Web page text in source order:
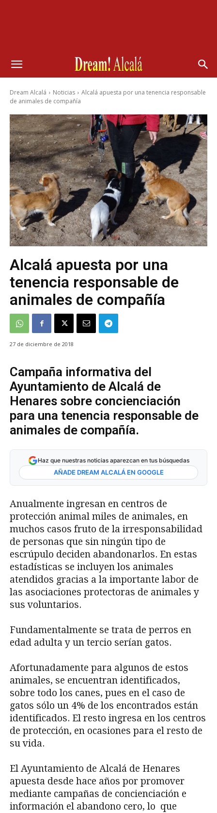
Dream Alcalá Noticias
Alcalá apuesta por una tenencia responsable
de animales de compañía
Alcalá apuesta por una
tenencia responsable de
animales de compañía
27 de diciembre de 2018
Campaña informativa del
Ayuntamiento de Alcalá de
Henares sobre concienciación
para una tenencia responsable de
animales de compañía.
Haz que nuestras noticias aparezcan en tus búsquedas
AÑADE DREAM ALCALÁ EN GOOGLE
Anualmente ingresan en centros de
protección animal miles de animales, en
muchos casos fruto de la irresponsabilidad
de personas que sin ningún tipo de
escrúpulo deciden abandonarlos. En estas
estadísticas se incluyen los animales
atendidos gracias a la importante labor de
las asociaciones protectoras de animales y
sus voluntarios.
Fundamentalmente se trata de perros en
edad adulta y un tercio serían gatos.
Afortunadamente para algunos de estos
animales, se encuentran identificados,
sobre todo los canes, pues en el caso de
gatos sólo un 4% de los encontrados están
identificados. El resto ingresa en los centros
de protección, en ocasiones para el resto de
su vida.
El Ayuntamiento de Alcalá de Henares
apuesta desde hace años por promover
mediante campañas de concienciación e
información el abandono cero, lo que